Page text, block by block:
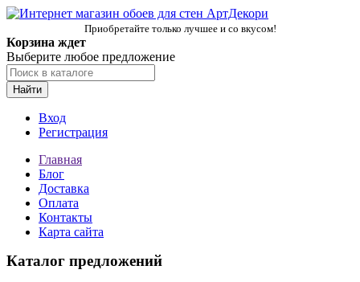
Приобретайте только лучшее и со вкусом!
Корзина ждет
Выберите любое предложение
Найти
Вход
Регистрация
Главная
Блог
Доставка
Оплата
Контакты
Карта сайта
Каталог предложений